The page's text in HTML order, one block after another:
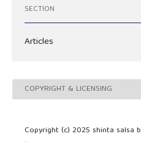
SECTION
Articles
COPYRIGHT & LICENSING
Copyright (c) 2025 shinta salsa